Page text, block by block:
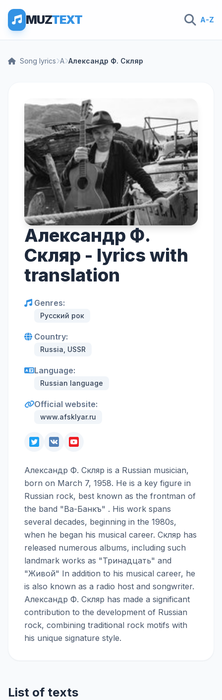
MUZTEXT A-Z
Song lyrics А Александр Ф. Скляр
Александр Ф.
Скляр - lyrics with
translation
Genres:
Русский рок
Country:
Russia, USSR
Language:
Russian language
Official website:
www.afsklyar.ru
Александр Ф. Скляр is a Russian musician,
born on March 7, 1958. He is a key figure in
Russian rock, best known as the frontman of
the band "Ва-Банкъ" . His work spans
several decades, beginning in the 1980s,
when he began his musical career. Скляр has
released numerous albums, including such
landmark works as "Тринадцать" and
"Живой" In addition to his musical career, he
is also known as a radio host and songwriter.
Александр Ф. Скляр has made a significant
contribution to the development of Russian
rock, combining traditional rock motifs with
his unique signature style.
List of texts